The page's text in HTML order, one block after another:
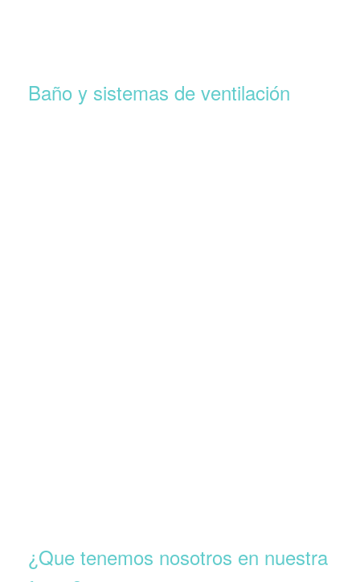
Baño y sistemas de ventilación
¿Que tenemos nosotros en nuestra